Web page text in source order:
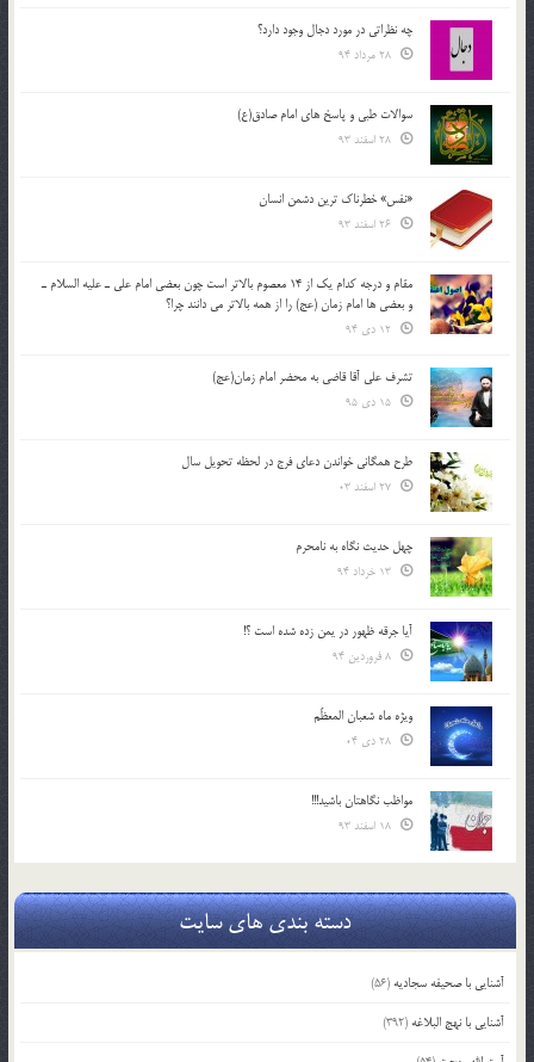
چه نظراتی در مورد دجال وجود دارد؟
سوالات طبی و پاسخ های امام صادق(ع)
«نفس» خطرناک ترین دشمن انسان
مقام و درجه كدام يك از 14 معصوم بالاتر است چون بعضي امام علي ـ عليه السلام ـ
و بعضي ها امام زمان (عج) را از همه بالاتر مي دانند چرا؟
تشرف علي آقا قاضي به محضر امام زمان(عج)
طرح همگانی خواندن دعای فرج در لحظه تحویل سال
چهل حدیث نگاه به نامحرم
آیا جرقه ظهور در یمن زده شده است ؟!
ویژه ماه شعبان المعظّم
مواظب نگاهتان باشید!!!
دسته بندی های سایت
آشنایی با صحیفه سجادیه (56)
آشنایی با نهج البلاغه (392)